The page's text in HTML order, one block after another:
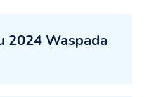
2024 Waspada